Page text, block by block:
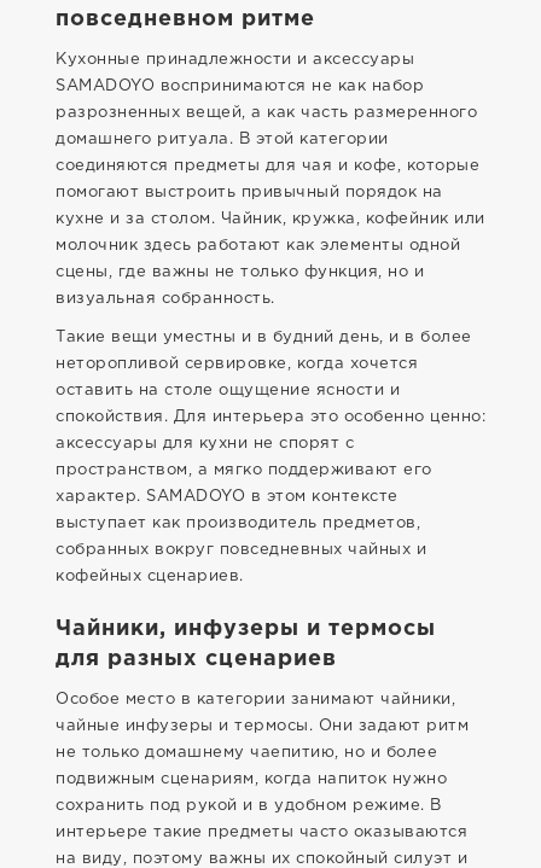
повседневном ритме
Кухонные принадлежности и аксессуары
SAMADOYO воспринимаются не как набор
разрозненных вещей, а как часть размеренного
домашнего ритуала. В этой категории
соединяются предметы для чая и кофе, которые
помогают выстроить привычный порядок на
кухне и за столом. Чайник, кружка, кофейник или
молочник здесь работают как элементы одной
сцены, где важны не только функция, но и
визуальная собранность.
Такие вещи уместны и в будний день, и в более
неторопливой сервировке, когда хочется
оставить на столе ощущение ясности и
спокойствия. Для интерьера это особенно ценно:
аксессуары для кухни не спорят с
пространством, а мягко поддерживают его
характер. SAMADOYO в этом контексте
выступает как производитель предметов,
собранных вокруг повседневных чайных и
кофейных сценариев.
Чайники, инфузеры и термосы
для разных сценариев
Особое место в категории занимают чайники,
чайные инфузеры и термосы. Они задают ритм
не только домашнему чаепитию, но и более
подвижным сценариям, когда напиток нужно
сохранить под рукой и в удобном режиме. В
интерьере такие предметы часто оказываются
на виду, поэтому важны их спокойный силуэт и